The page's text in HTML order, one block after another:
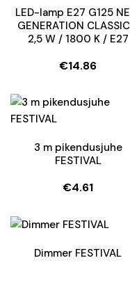
LED-lamp E27 G125
GENERATION
2,5 W / 1800 K / E27
€14.86
3 m pikendusjuhe
FESTIVAL
€4.61
Dimmer FESTIVAL